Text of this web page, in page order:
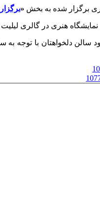
برگزار شده به بخش «
نمایشگاه هنری در گالری
سالن دلخواهتان با توجه به